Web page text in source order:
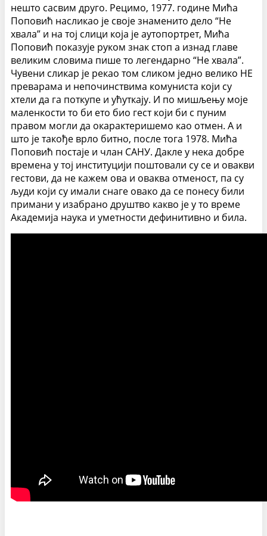
нешто сасвим друго. Рецимо, 1977. године Мића
Поповић насликао је своје знаменито дело “Не
хвала” и на тој слици која је аутопортрет, Мића
Поповић показује руком знак стоп а изнад главе
великим словима пише то легендарно “Не хвала”.
Чувени сликар је рекао том сликом једно велико НЕ
преварама и непочинствима комуниста који су
хтели да га поткупе и ућуткају. И по мишљењу моје
маленкости то би ето био гест који би с пуним
правом могли да окарактеришемо као отмен. А и
што је такође врло битно, после тога 1978. Мића
Поповић постаје и члан САНУ. Дакле у нека добре
времена у тој институцији поштовали су се и овакви
гестови, да не кажем ова и оваква отменост, па су
људи који су имали снаге овако да се понесу били
примани у изабрано друштво какво је у то време
Академија наука и уметности дефинитивно и била.